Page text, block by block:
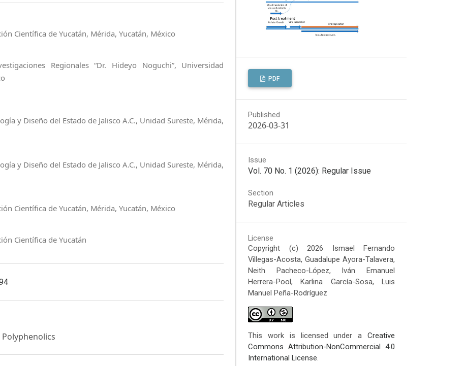
Científica de Yucatán, Mérida, Yucatán, México
Regionales “Dr. Hideyo Noguchi”, Universidad
y Diseño del Estado de Jalisco A.C., Unidad Sureste, Mérida,
y Diseño del Estado de Jalisco A.C., Unidad Sureste, Mérida,
Científica de Yucatán, Mérida, Yucatán, México
Científica de Yucatán
PDF
Published
2026-03-31
Issue
Vol. 70 No. 1 (2026): Regular Issue
Section
Regular Articles
License
Copyright (c) 2026 Ismael Fernando
Villegas-Acosta, Guadalupe Ayora-Talavera,
Neith Pacheco-López, Iván Emanuel
Herrera-Pool, Karlina García-Sosa, Luis
Manuel Peña-Rodríguez
This work is licensed under aCreative
Commons Attribution-NonCommercial 4.0
International License.